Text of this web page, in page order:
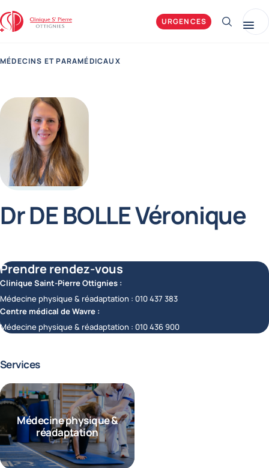
Clinique Saint-Pierre Ottignies URGENCES Afficher
MÉDECINS ET PARAMÉDICAUX
Dr DE BOLLE Véronique
Prendre rendez-vous
Clinique Saint-Pierre Ottignies :
Médecine physique & réadaptation : 010 437 383
Centre médical de Wavre :
Médecine physique & réadaptation : 010 436 900
Services
Médecine physique &
réadaptation